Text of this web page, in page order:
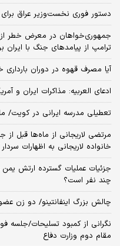
دستور فوری نخست‌وزیر عراق
جمهوری‌خواهان در معرض خطر
ترامپ از پیامدهای جنگ با ایران
آیا مصرف قهوه در دوران
ادعای العربیه: مذاکرات ایران و
تعطیلی مدرسه ایرانی در کویت/
مرتضی لاریجانی از ماه‌ها قبل
خانواده لاریجانی به اظهارات
جزئیات عملیات گسترده ارتش
چند نفر است؟
چالش بزرگ اینفانتینو/ دو زن
نگرانی از کمبود تسلیحات/جلسه
مقام دوم وزارت دفاع